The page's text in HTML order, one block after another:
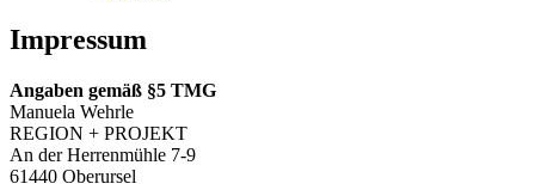
Impressum
Angaben gemäß §5 TMG
Manuela Wehrle
REGION + PROJEKT
An der Herrenmühle 7-9
61440 Oberursel